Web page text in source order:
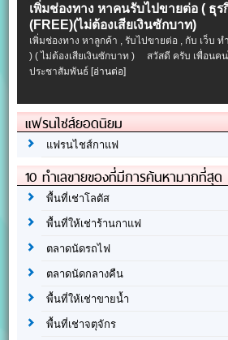
เพิ่มช่องทาง หาคนรับไปขายต่อ ( ธุร
(FREE)(ไม่ต้องเสียเงินซักบาท)
เพิ่มช่องทาง หาลูกค้า , รับไปขายต่อ , กับ เว็บ ท
) ( ไม่ต้องเสียเงินซักบาท ) สวัสดี ครับ เพื่อนค
ประชาสัมพันธ์[อ่านต่อ]
แฟรนไชส์ยอดนิยม
แฟรนไชส์กาแฟ
10 ทำเลขายของที่มีการค้นหามากที่สุด
พื้นที่เช่าโลตัส
พื้นที่ให้เช่าร้านกาแฟ
ตลาดนัดรถไฟ
ตลาดนัดกลางคืน
พื้นที่ให้เช่าขายน้ำ
พื้นที่เช่าจตุจักร